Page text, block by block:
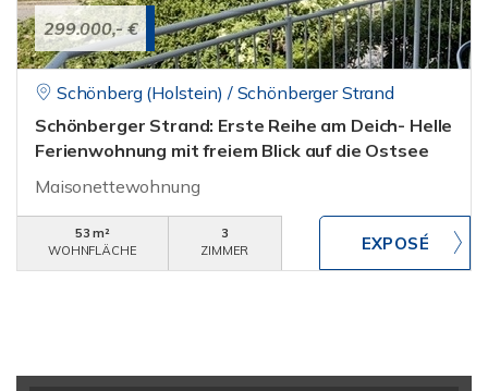
299.000,- €
Schönberg (Holstein) / Schönberger Strand
Schönberger Strand: Erste Reihe am Deich- Helle
Ferienwohnung mit freiem Blick auf die Ostsee
Maisonettewohnung
53 m²
WOHNFLÄCHE
3
ZIMMER